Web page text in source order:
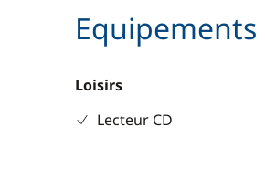
Equipements
Loisirs
Lecteur CD